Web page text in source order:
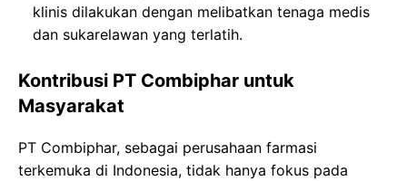
klinis dilakukan dengan melibatkan tenaga medis
dan sukarelawan yang terlatih.
Kontribusi PT Combiphar untuk
Masyarakat
PT Combiphar, sebagai perusahaan farmasi
terkemuka di Indonesia, tidak hanya fokus pada